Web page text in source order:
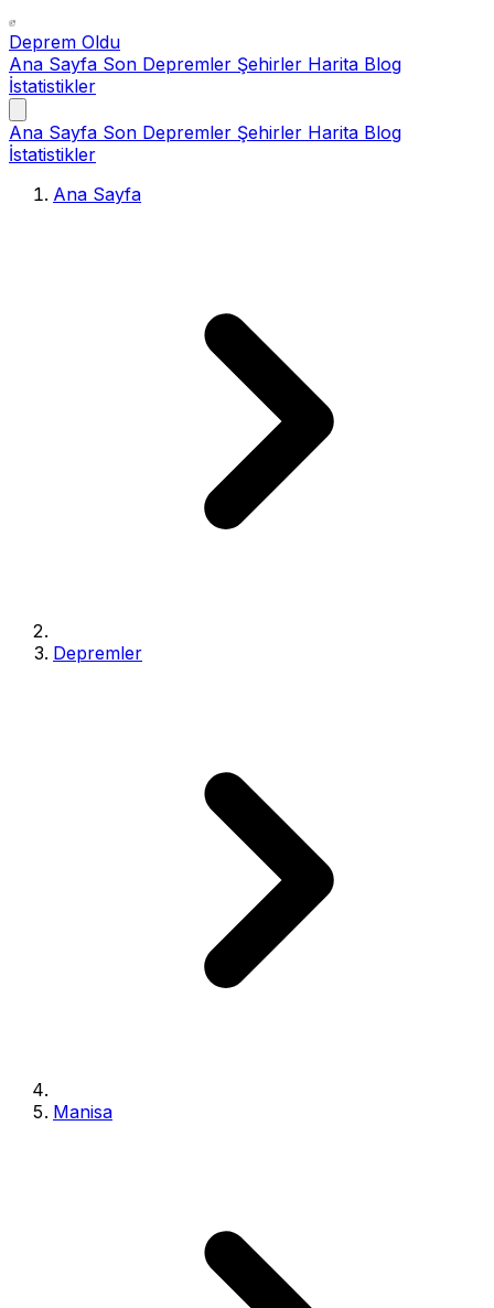
Deprem Oldu
Ana Sayfa Son Depremler Şehirler Harita Blog
İstatistikler
Ana Sayfa Son Depremler Şehirler Harita Blog
İstatistikler
Ana Sayfa
Depremler
Manisa